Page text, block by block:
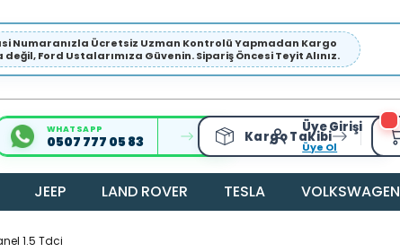
Numaranızla Ücretsiz Uzman Kontrolü Yapmadan Kargo
Ford Ustalarımıza Güvenin. Sipariş Öncesi Teyit Alınız.
WHATSAPP
0507 777 05 83 Kargo Takibi
Üye Girişi
Üye Ol
JEEP LAND ROVER TESLA VOLKSWAGEN
1.5 Tdci